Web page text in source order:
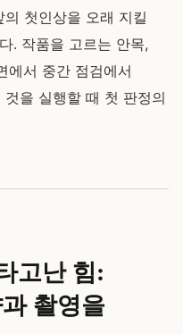
첫인상을 오래 지킬
. 작품을 고르는 안목,
에서 중간 점검에서
을 실행할 때 첫 판정의
고난 힘:
촬영을